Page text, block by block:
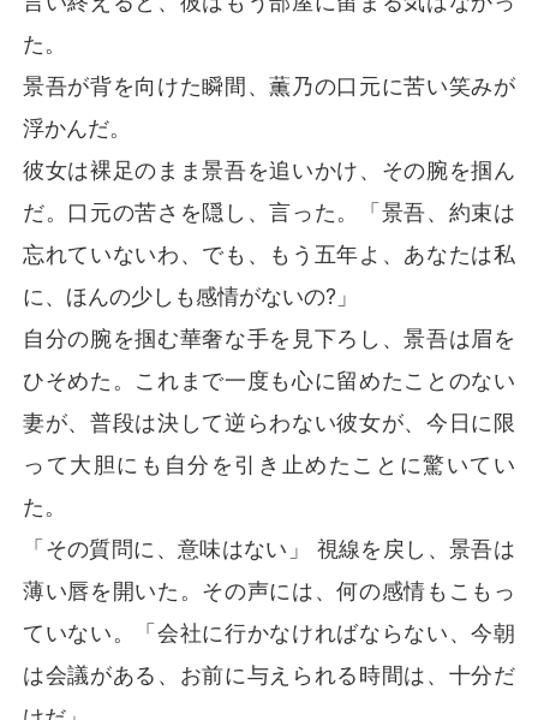
た。
景吾が背を向けた瞬間、薫乃の口元に苦い笑みが
浮かんだ。
彼女は裸足のまま景吾を追いかけ、その腕を掴ん
だ。口元の苦さを隠し、言った。「景吾、約束は
忘れていないわ、でも、もう五年よ、あなたは私
に、ほんの少しも感情がないの?」
自分の腕を掴む華奢な手を見下ろし、景吾は眉を
ひそめた。これまで一度も心に留めたことのない
妻が、普段は決して逆らわない彼女が、今日に限
って大胆にも自分を引き止めたことに驚いてい
た。
「その質問に、意味はない」 視線を戻し、景吾は
薄い唇を開いた。その声には、何の感情もこもっ
ていない。「会社に行かなければならない、今朝
は会議がある、お前に与えられる時間は、十分だ